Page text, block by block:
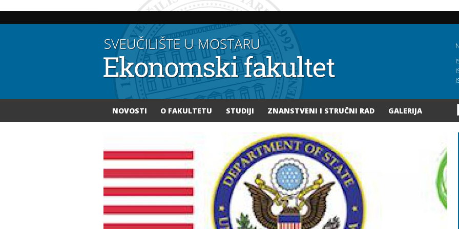
glavni
NOVOSTI O FAKULTETU STUDIJI ZNANSTVENI I STRUČNI RAD GALERIJA